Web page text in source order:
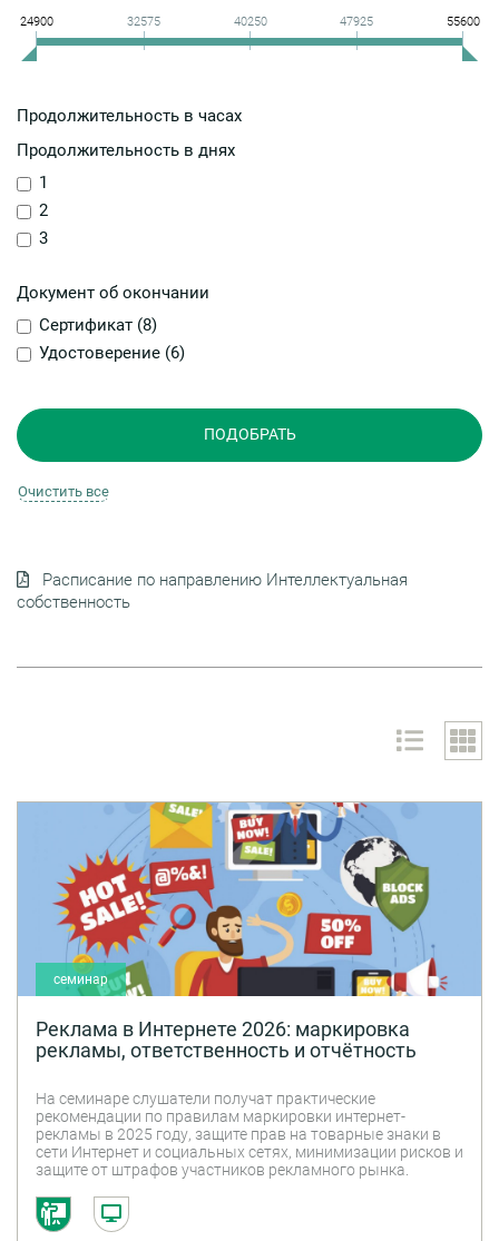
24900 32575 40250 47925 55600
Продолжительность в часах
Продолжительность в днях
1
2
3
Документ об окончании
Сертификат (8)
Удостоверение (6)
Расписание по направлению Интеллектуальная
собственность
семинар
Реклама в Интернете 2026: маркировка
рекламы, ответственность и отчётность
На семинаре слушатели получат практические
рекомендации по правилам маркировки интернет-
рекламы в 2025 году, защите прав на товарные знаки в
сети Интернет и социальных сетях, минимизации рисков и
защите от штрафов участников рекламного рынка.